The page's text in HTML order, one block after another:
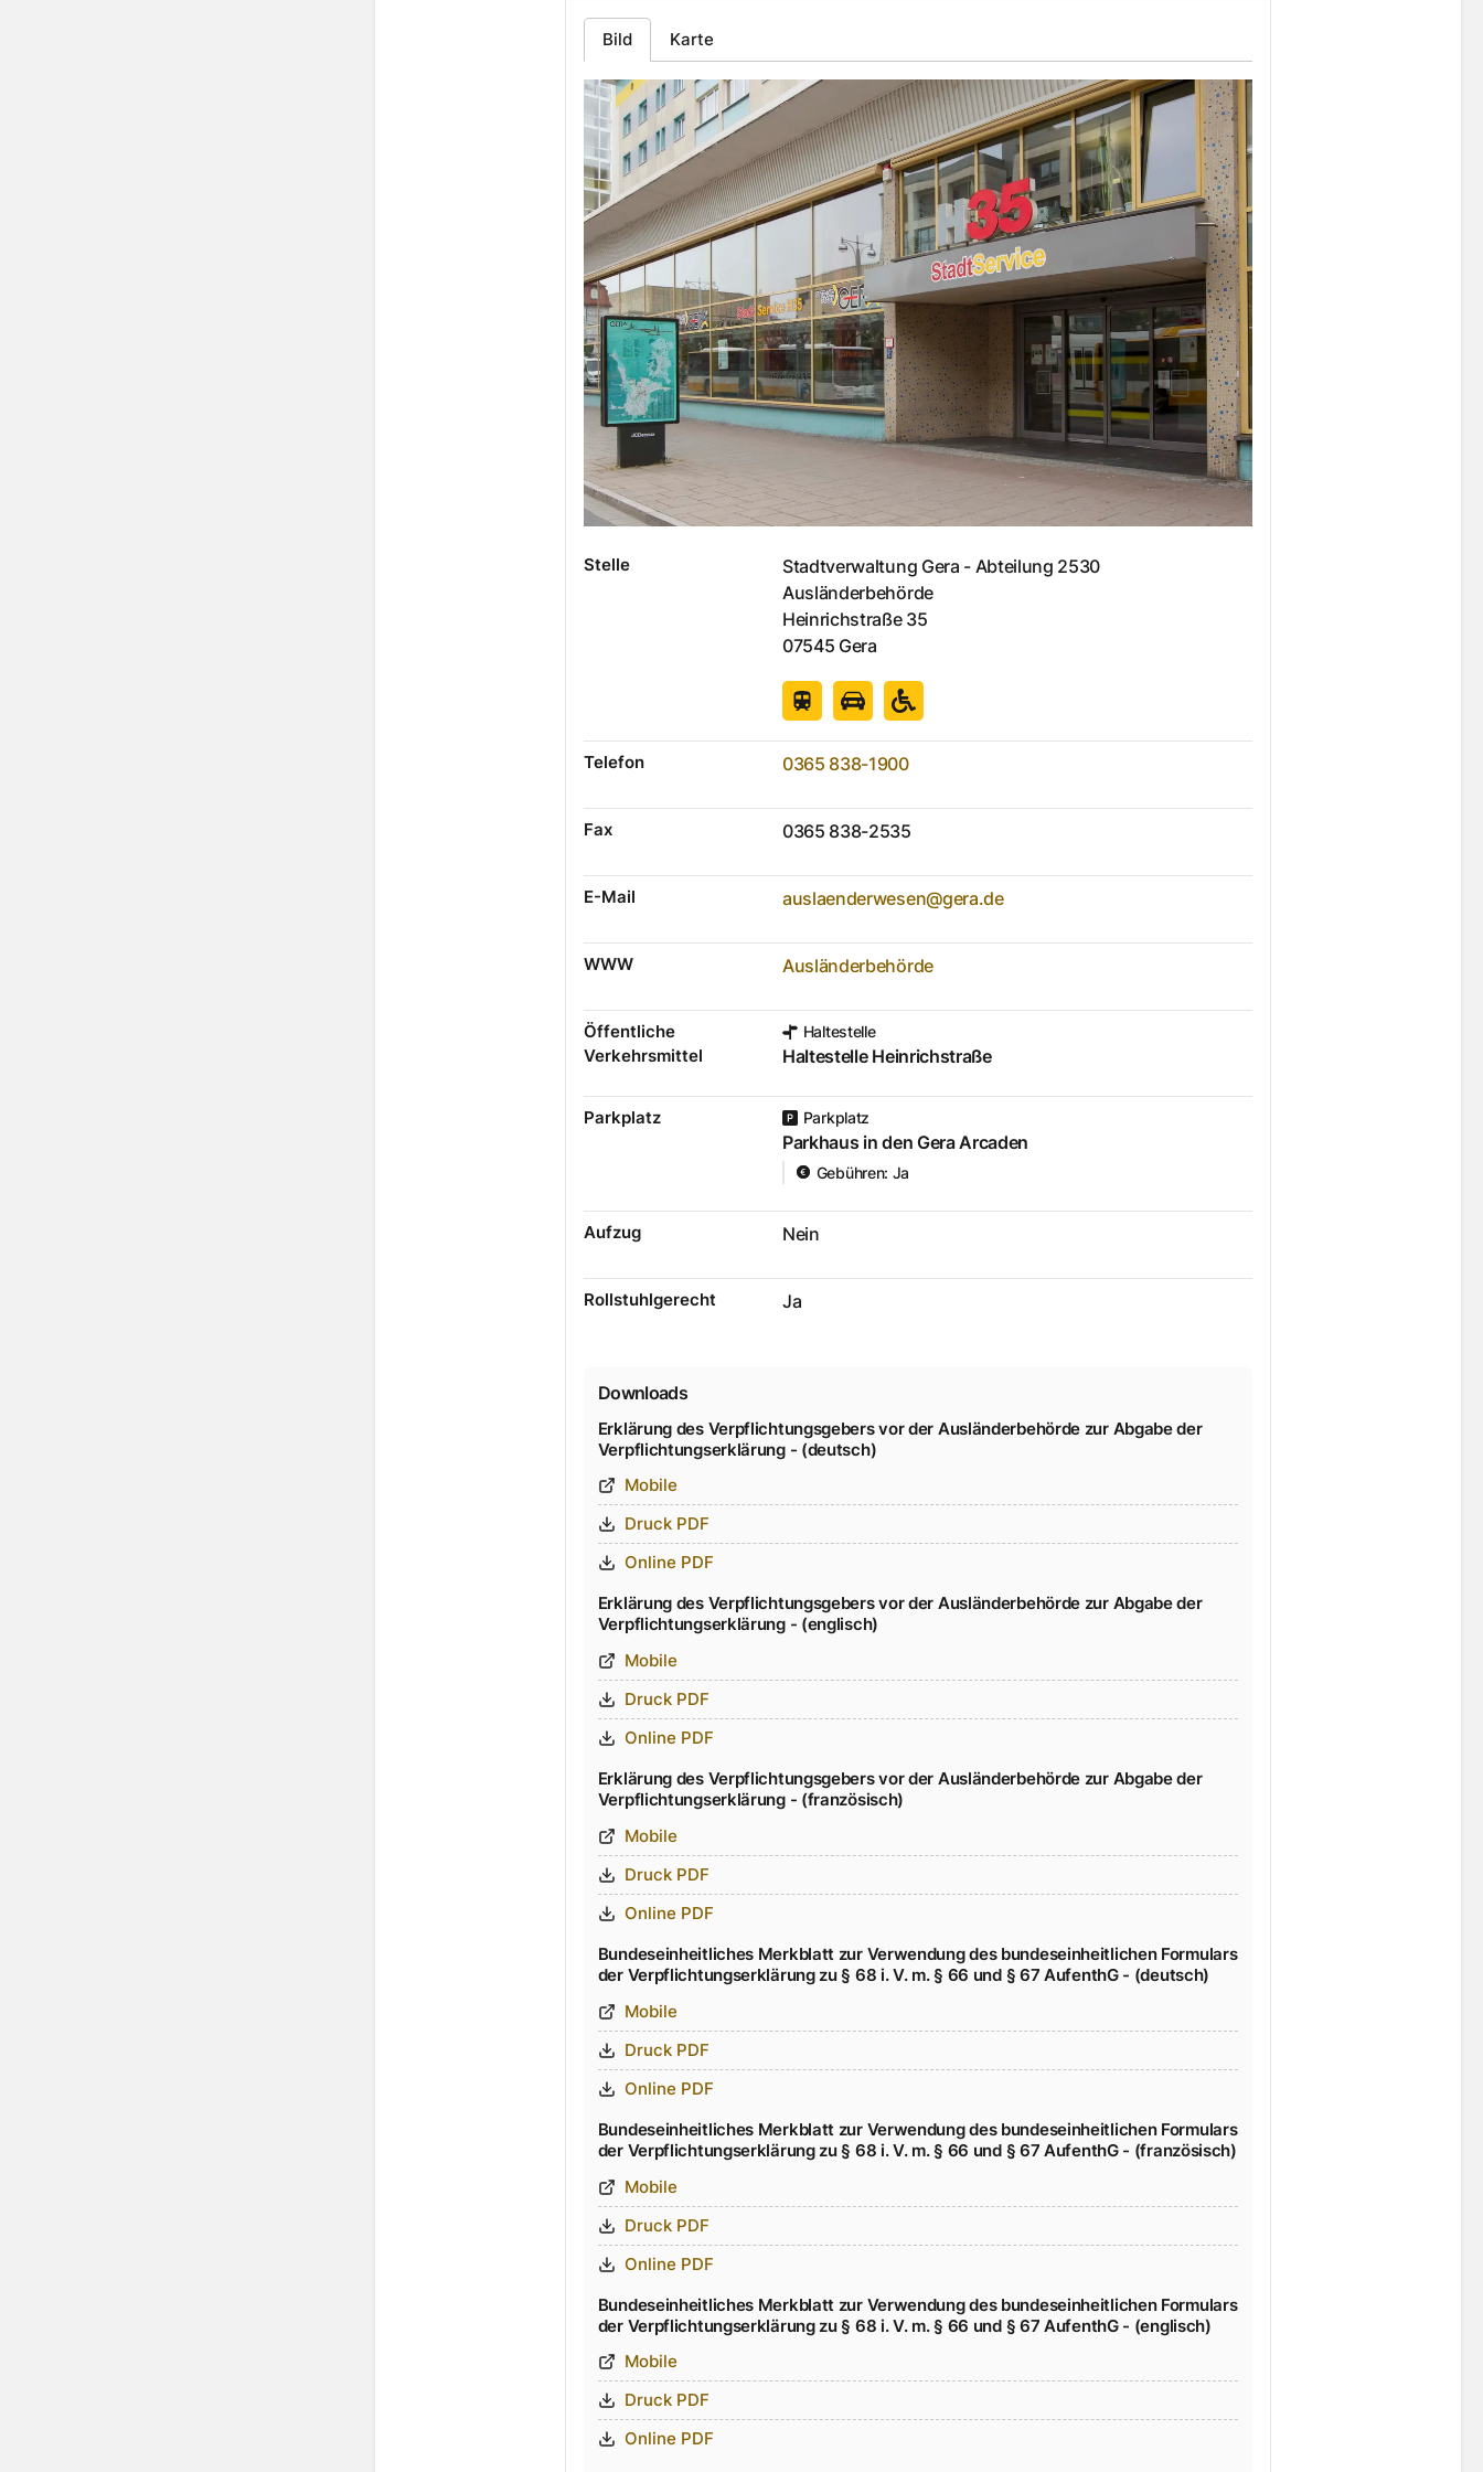
Bild Karte
Stelle
Stadtverwaltung Gera - Abteilung 2530
Ausländerbehörde
Heinrichstraße 35
07545 Gera
Telefon 0365 838-1900
Fax 0365 838-2535
E-Mail auslaenderwesen@gera.de
WWW Ausländerbehörde
Öffentliche
Verkehrsmittel
Haltestelle
Haltestelle Heinrichstraße
Parkplatz Parkplatz
Parkhaus in den Gera Arcaden
Gebühren: Ja
Aufzug Nein
Rollstuhlgerecht Ja
Downloads
Erklärung des Verpflichtungsgebers vor der Ausländerbehörde zur Abgabe der
Verpflichtungserklärung - (deutsch)
Mobile
Druck PDF
Online PDF
Erklärung des Verpflichtungsgebers vor der Ausländerbehörde zur Abgabe der
Verpflichtungserklärung - (englisch)
Mobile
Druck PDF
Online PDF
Erklärung des Verpflichtungsgebers vor der Ausländerbehörde zur Abgabe der
Verpflichtungserklärung - (französisch)
Mobile
Druck PDF
Online PDF
Bundeseinheitliches Merkblatt zur Verwendung des bundeseinheitlichen Formulars
der Verpflichtungserklärung zu § 68 i. V. m. § 66 und § 67 AufenthG - (deutsch)
Mobile
Druck PDF
Online PDF
Bundeseinheitliches Merkblatt zur Verwendung des bundeseinheitlichen Formulars
der Verpflichtungserklärung zu § 68 i. V. m. § 66 und § 67 AufenthG - (französisch)
Mobile
Druck PDF
Online PDF
Bundeseinheitliches Merkblatt zur Verwendung des bundeseinheitlichen Formulars
der Verpflichtungserklärung zu § 68 i. V. m. § 66 und § 67 AufenthG - (englisch)
Mobile
Druck PDF
Online PDF